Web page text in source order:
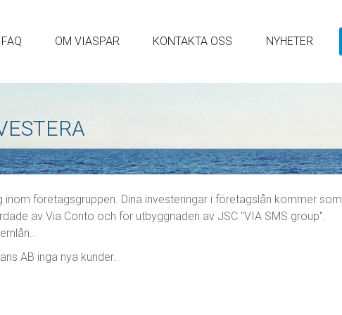
FAQ OM VIASPAR KONTAKTA OSS NYHETER
företagsgruppen. Dina investeringar i företagslån kommer som
av Via Conto och för utbyggnaden av JSC "VIA SMS group".
AB inga nya kunder.